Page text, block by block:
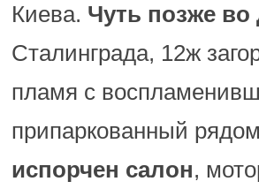
Киева. Чуть позже
Сталинграда, 12ж
пламя с
припаркованный
испорчен салон,